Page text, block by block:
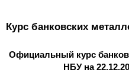
Курс банковских
Официальный курс
НБУ на